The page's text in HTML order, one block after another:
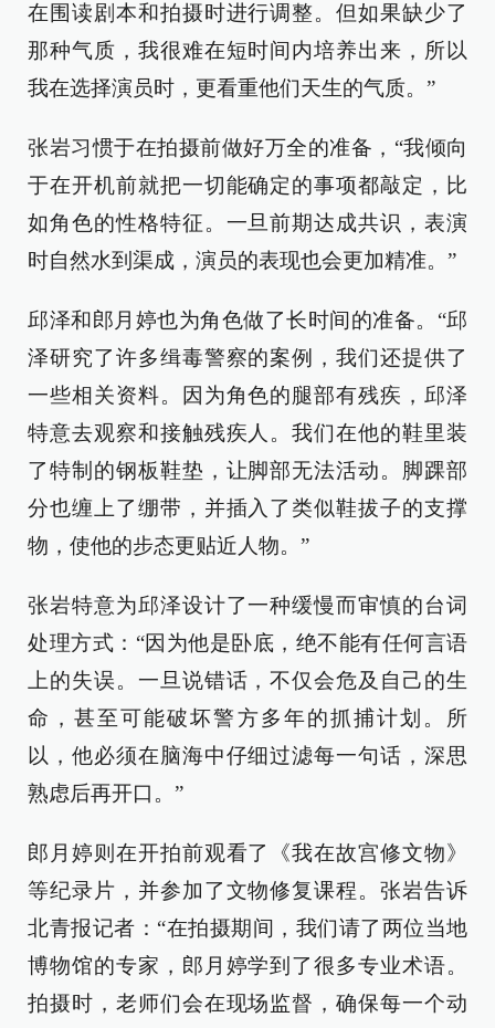
在围读剧本和拍摄时进行调整。但如果缺少了
那种气质，我很难在短时间内培养出来，所以
我在选择演员时，更看重他们天生的气质。”
张岩习惯于在拍摄前做好万全的准备，“我倾向
于在开机前就把一切能确定的事项都敲定，比
如角色的性格特征。一旦前期达成共识，表演
时自然水到渠成，演员的表现也会更加精准。”
邱泽和郎月婷也为角色做了长时间的准备。“邱
泽研究了许多缉毒警察的案例，我们还提供了
一些相关资料。因为角色的腿部有残疾，邱泽
特意去观察和接触残疾人。我们在他的鞋里装
了特制的钢板鞋垫，让脚部无法活动。脚踝部
分也缠上了绷带，并插入了类似鞋拔子的支撑
物，使他的步态更贴近人物。”
张岩特意为邱泽设计了一种缓慢而审慎的台词
处理方式：“因为他是卧底，绝不能有任何言语
上的失误。一旦说错话，不仅会危及自己的生
命，甚至可能破坏警方多年的抓捕计划。所
以，他必须在脑海中仔细过滤每一句话，深思
熟虑后再开口。”
郎月婷则在开拍前观看了《我在故宫修文物》
等纪录片，并参加了文物修复课程。张岩告诉
北青报记者：“在拍摄期间，我们请了两位当地
博物馆的专家，郎月婷学到了很多专业术语。
拍摄时，老师们会在现场监督，确保每一个动